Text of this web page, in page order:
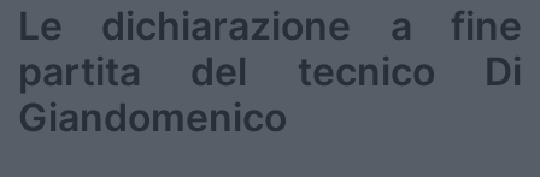
Le dichiarazione a fine
partita del tecnico Di
Giandomenico